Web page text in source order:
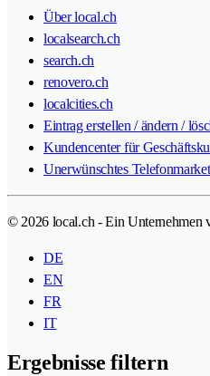
Über local.ch
localsearch.ch
search.ch
renovero.ch
localcities.ch
Eintrag erstellen / ändern /
Kundencenter für
Unerwünschtes
© 2026 local.ch - Ein Unternehmen
DE
EN
FR
IT
Ergebnisse filtern